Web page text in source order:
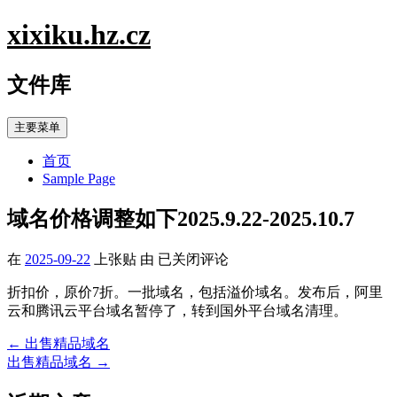
至
容
xixiku.hz.cz
文件库
主要菜单
首页
Sample Page
域名价格调整如下2025.9.22-2025.10.7
在 2025-09-22 上张贴 由 域
价
格
已关闭评论
折扣价，原价7折。一批域名，包括溢价域名。发布后，阿里
云和腾讯云平台域名暂停了，转到国外平台域名清理。
文
章
← 出售精品域名
出售精品域名 →